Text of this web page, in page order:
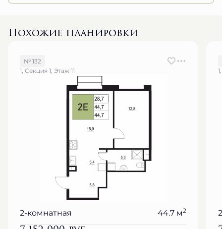
2-комнатная
7 152 000руб.
В ипотеку от 28 546 руб./мес.